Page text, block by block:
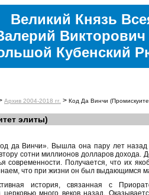
Великий Князь
Викторович
Кубенский
Архив 2004-2018 гг. > Код Да Винчи
элиты)
да Винчи». Вышла она пару лет
сотни миллионов долларов дохода.
современности. Получается, что их
что при жизни он был выдающимся
история, связанная с
церковью много веков назад.